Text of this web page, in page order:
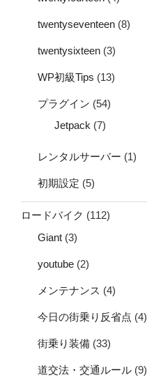
twentyseventeen (8)
twentysixteen (3)
WP初級Tips (13)
プラグイン (54)
Jetpack (7)
レンタルサーバー (1)
初期設定 (5)
ロードバイク (112)
Giant (3)
youtube (2)
メンテナンス (4)
今日の街乗り反省点 (4)
街乗り装備 (33)
道交法・交通ルール (9)